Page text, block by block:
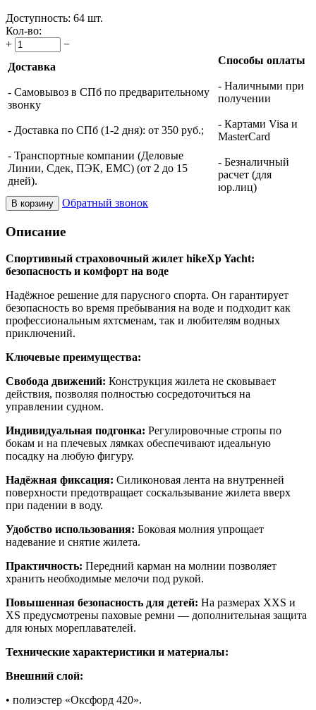
Доступность: 64 шт.
Кол-во:
+
−
Доставка
- Самовывоз в СПб по предварительному
звонку
- Доставка по СПб (1-2 дня): от 350 руб.;
- Транспортные компании (Деловые
Линии, Сдек, ПЭК, ЕМС) (от 2 до 15
дней).
Способы оплаты
- Наличными при
получении
- Картами Visa и
MasterCard
- Безналичный
расчет (для
юр.лиц)
В корзину Обратный звонок
Описание
Спортивный страховочный жилет hikeXp Yacht:
безопасность и комфорт на воде
Надёжное решение для парусного спорта. Он гарантирует
безопасность во время пребывания на воде и подходит как
профессиональным яхтсменам, так и любителям водных
приключений.
Ключевые преимущества:
Свобода движений: Конструкция жилета не сковывает
действия, позволяя полностью сосредоточиться на
управлении судном.
Индивидуальная подгонка: Регулировочные стропы по
бокам и на плечевых лямках обеспечивают идеальную
посадку на любую фигуру.
Надёжная фиксация: Силиконовая лента на внутренней
поверхности предотвращает соскальзывание жилета вверх
при падении в воду.
Удобство использования: Боковая молния упрощает
надевание и снятие жилета.
Практичность: Передний карман на молнии позволяет
хранить необходимые мелочи под рукой.
Повышенная безопасность для детей: На размерах XXS и
XS предусмотрены паховые ремни — дополнительная защита
для юных мореплавателей.
Технические характеристики и материалы:
Внешний слой:
• полиэстер «Оксфорд 420».